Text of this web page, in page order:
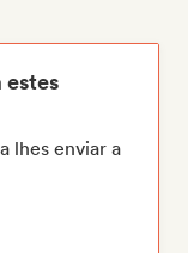
lhes enviar a